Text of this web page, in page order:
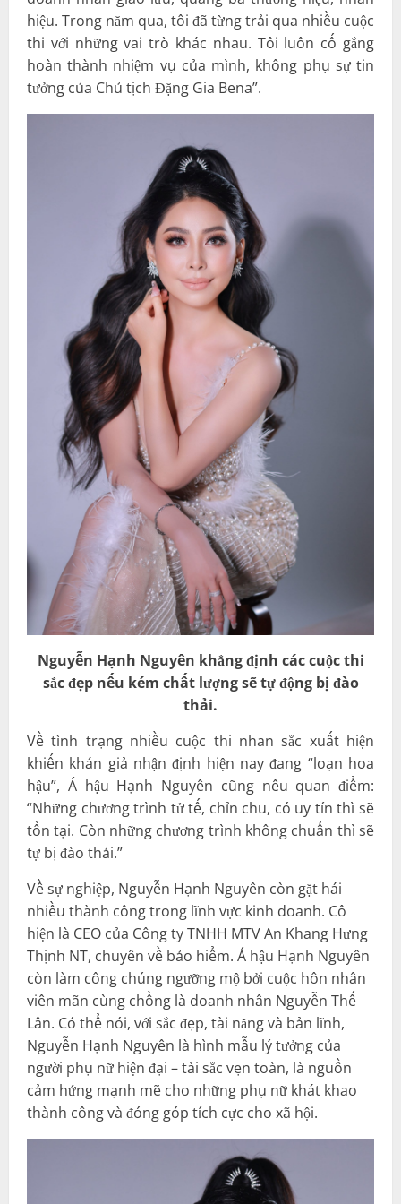
hiệu. Trong năm qua, tôi đã từng trải qua nhiều cuộc
thi với những vai trò khác nhau. Tôi luôn cố gắng
hoàn thành nhiệm vụ của mình, không phụ sự tin
tưởng của Chủ tịch Đặng Gia Bena”.
Nguyễn Hạnh Nguyên khẳng định các cuộc thi
sắc đẹp nếu kém chất lượng sẽ tự động bị đào
thải.
Về tình trạng nhiều cuộc thi nhan sắc xuất hiện
khiến khán giả nhận định hiện nay đang “loạn hoa
hậu”, Á hậu Hạnh Nguyên cũng nêu quan điểm:
“Những chương trình tử tế, chỉn chu, có uy tín thì sẽ
tồn tại. Còn những chương trình không chuẩn thì sẽ
tự bị đào thải.”
Về sự nghiệp, Nguyễn Hạnh Nguyên còn gặt hái
nhiều thành công trong lĩnh vực kinh doanh. Cô
hiện là CEO của Công ty TNHH MTV An Khang Hưng
Thịnh NT, chuyên về bảo hiểm. Á hậu Hạnh Nguyên
còn làm công chúng ngưỡng mộ bởi cuộc hôn nhân
viên mãn cùng chồng là doanh nhân Nguyễn Thế
Lân. Có thể nói, với sắc đẹp, tài năng và bản lĩnh,
Nguyễn Hạnh Nguyên là hình mẫu lý tưởng của
người phụ nữ hiện đại – tài sắc vẹn toàn, là nguồn
cảm hứng mạnh mẽ cho những phụ nữ khát khao
thành công và đóng góp tích cực cho xã hội.